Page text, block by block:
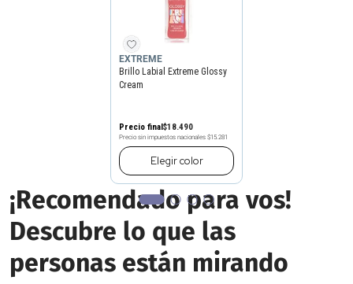
EXTREME
Brillo Labial Extreme Glossy
Cream
Precio final$18.490
Precio sin impuestos nacionales $15.281
Elegircolor
¡Recomendado para vos!
Descubre lo que las
personas están mirando